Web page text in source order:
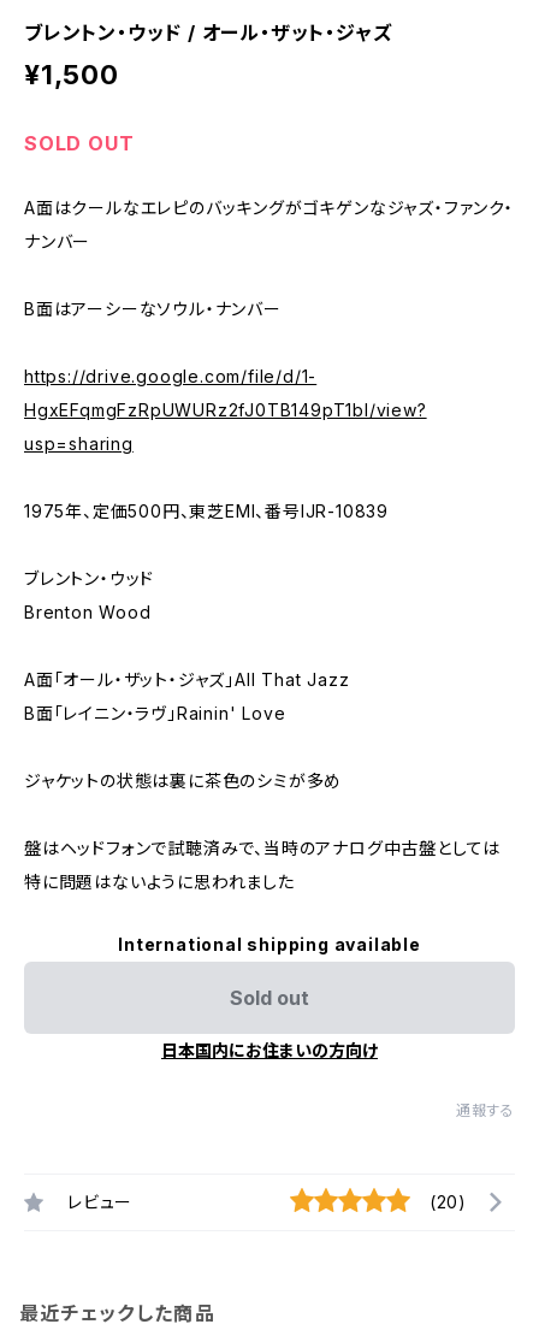
ブレントン・ウッド / オール・ザット・ジャズ
¥1,500
SOLD OUT
A面はクールなエレピのバッキングがゴキゲンなジャズ・ファンク・
ナンバー
B面はアーシーなソウル・ナンバー
https://drive.google.com/file/d/1-
HgxEFqmgFzRpUWURz2fJ0TB149pT1bI/view?
usp=sharing
1975年、定価500円、東芝EMI、番号IJR-10839
ブレントン・ウッド
Brenton Wood
A面「オール・ザット・ジャズ」All That Jazz
B面「レイニン・ラヴ」Rainin' Love
ジャケットの状態は裏に茶色のシミが多め
盤はヘッドフォンで試聴済みで、当時のアナログ中古盤としては
特に問題はないように思われました
International shipping available
Sold out
日本国内にお住まいの方向け
通報する
レビュー (20)
最近チェックした商品